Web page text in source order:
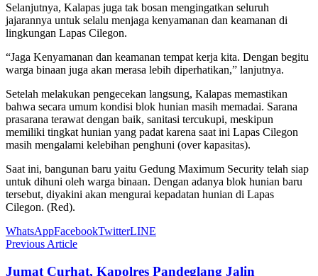
Selanjutnya, Kalapas juga tak bosan mengingatkan seluruh
jajarannya untuk selalu menjaga kenyamanan dan keamanan di
lingkungan Lapas Cilegon.
“Jaga Kenyamanan dan keamanan tempat kerja kita. Dengan begitu
warga binaan juga akan merasa lebih diperhatikan,” lanjutnya.
Setelah melakukan pengecekan langsung, Kalapas memastikan
bahwa secara umum kondisi blok hunian masih memadai. Sarana
prasarana terawat dengan baik, sanitasi tercukupi, meskipun
memiliki tingkat hunian yang padat karena saat ini Lapas Cilegon
masih mengalami kelebihan penghuni (over kapasitas).
Saat ini, bangunan baru yaitu Gedung Maximum Security telah siap
untuk dihuni oleh warga binaan. Dengan adanya blok hunian baru
tersebut, diyakini akan mengurai kepadatan hunian di Lapas
Cilegon. (Red).
WhatsAppFacebookTwitterLINE
Previous Article
Jumat Curhat, Kapolres Pandeglang Jalin